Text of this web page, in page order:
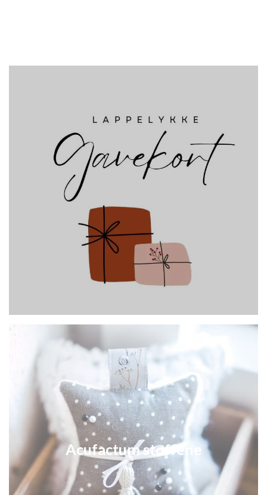
Acufactum stoffene